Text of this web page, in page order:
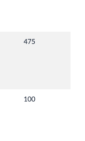
475
100